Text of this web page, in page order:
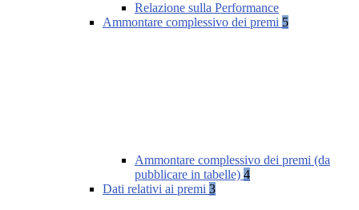
Relazione sulla Performance
Ammontare complessivo dei premi 5
Ammontare complessivo dei premi (da
pubblicare in tabelle) 4
Dati relativi ai premi 3